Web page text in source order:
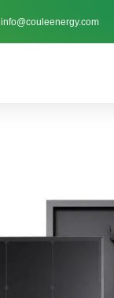
info@couleenergy.com